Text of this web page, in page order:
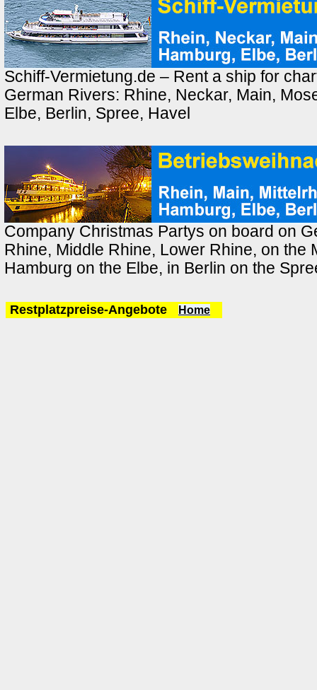
Schiff-Vermietung.de – Rent a ship for
German Rivers: Rhine, Neckar, Main,
Elbe, Berlin, Spree, Havel
Company Christmas Partys on board on
Rhine, Middle Rhine, Lower Rhine, on the
Hamburg on the Elbe, in Berlin on the
Restplatzpreise-Angebote Home